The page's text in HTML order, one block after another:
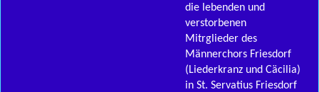
die lebenden und
verstorbenen
Mitrglieder des
Männerchors Friesdorf
(Liederkranz und Cäcilia)
in St. Servatius Friesdorf